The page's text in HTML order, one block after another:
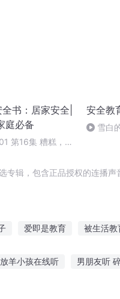
书：居家安全|
庭必备
第16集 糟糕，我
安全教
雪白
辑，包含正品授权的连播
爱即是教育 被生活教
羊小孩在线听 男朋友听